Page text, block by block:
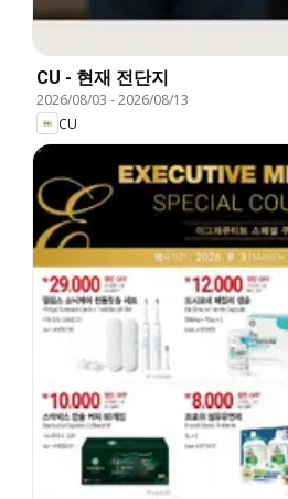
CU - 현재 전단지
2026/08/03 -2026/08/13
CU